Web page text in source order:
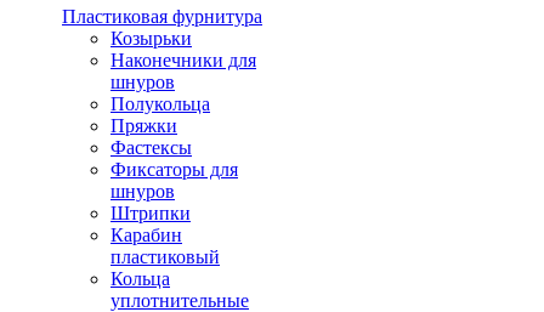
Пластиковая фурнитура
Козырьки
Наконечники для
шнуров
Полукольца
Пряжки
Фастексы
Фиксаторы для
шнуров
Штрипки
Карабин
пластиковый
Кольца
уплотнительные